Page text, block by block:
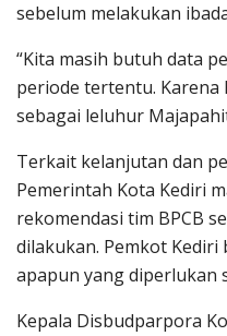
sebelum melakukan
“Kita masih butuh data
periode tertentu. Karena
sebagai leluhur
Terkait kelanjutan dan
Pemerintah Kota Kediri
rekomendasi tim BPCB
dilakukan. Pemkot
apapun yang diperlukan
Kepala Disbudparpora